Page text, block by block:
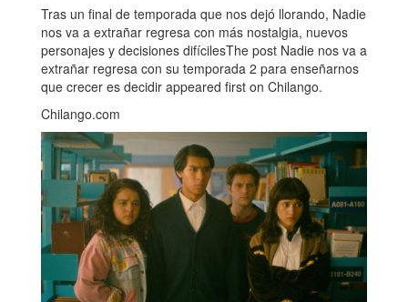
Tras un final de temporada que nos dejó llorando, Nadie
nos va a extrañar regresa con más nostalgia, nuevos
personajes y decisiones difícilesThe post Nadie nos va a
extrañar regresa con su temporada 2 para enseñarnos
que crecer es decidir appeared first on Chilango.
Chilango.com